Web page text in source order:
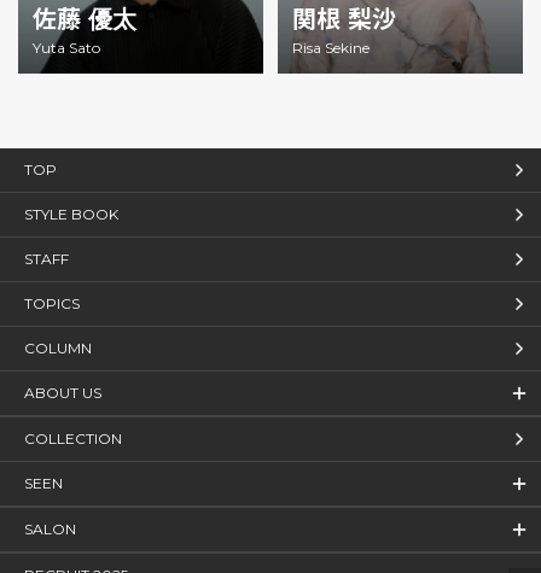
佐藤 優太
Yuta Sato
関根 梨沙
Risa Sekine
TOP
STYLE BOOK
STAFF
TOPICS
COLUMN
ABOUT US
COLLECTION
SEEN
SALON